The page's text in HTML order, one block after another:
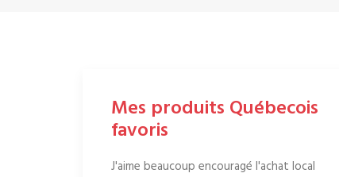
Mes produits Québecois
favoris
J'aime beaucoup encouragé l'achat local